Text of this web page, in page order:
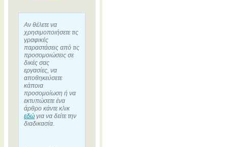
Αν θέλετε να
χρησιμοποιήσετε τις
γραφικές
παραστάσεις από τις
προσομοιώσεις σε
δικές σας
εργασίες, να
αποθηκεύσετε
κάποια
προσομοίωση ή να
εκτυπώσετε ένα
άρθρο κάντε κλικ
εδώ για να δείτε την
διαδικασία.